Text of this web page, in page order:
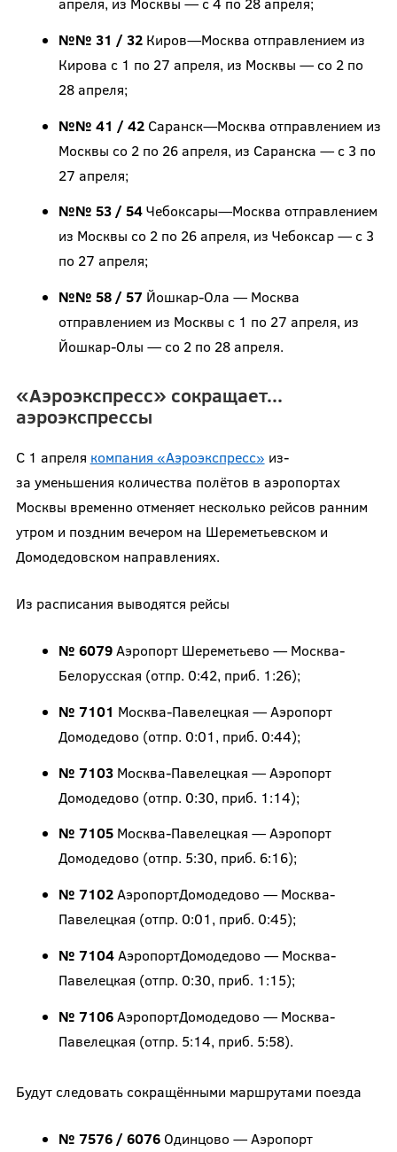
№№ 31 / 32Киров—Москва отправлением из
Кирова с 1 по 27 апреля, из Москвы — со 2 по
28 апреля;
№№ 41 / 42Саранск—Москва отправлением из
Москвы со 2 по 26 апреля, из Саранска — с 3 по
27 апреля;
№№ 53 / 54Чебоксары—Москва отправлением
из Москвы со 2 по 26 апреля, из Чебоксар — с 3
по 27 апреля;
№№ 58 / 57 Йошкар-Ола — Москва
отправлением из Москвы с 1 по 27 апреля, из
Йошкар-Олы — со 2 по 28 апреля.
«Аэроэкспресс» сокращает...
аэроэкспрессы
С 1 апреля компания «Аэроэкспресс» из-
за уменьшения количества полётов в аэропортах
Москвы временно отменяет несколько рейсов ранним
утром и поздним вечером на Шереметьевском и
Домодедовском направлениях.
Из расписания выводятся рейсы
№ 6079Аэропорт Шереметьево — Москва-
Белорусская (отпр. 0:42, приб. 1:26);
№ 7101 Москва-Павелецкая — Аэропорт
Домодедово (отпр. 0:01, приб. 0:44);
№ 7103Москва-Павелецкая — Аэропорт
Домодедово (отпр. 0:30, приб. 1:14);
№ 7105Москва-Павелецкая — Аэропорт
Домодедово (отпр. 5:30, приб. 6:16);
№ 7102АэропортДомодедово — Москва-
Павелецкая (отпр. 0:01, приб. 0:45);
№ 7104АэропортДомодедово — Москва-
Павелецкая (отпр. 0:30, приб. 1:15);
№ 7106АэропортДомодедово — Москва-
Павелецкая (отпр. 5:14, приб. 5:58).
Будут следовать сокращёнными маршрутами поезда
№ 7576 / 6076Одинцово — Аэропорт